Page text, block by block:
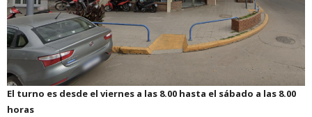
El turno es desde el viernes a las 8.00 hasta el sábado a las 8.00
horas